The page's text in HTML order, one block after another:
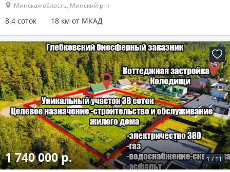
Минская область, Минский р-н
8.4 соток 18 км от МКАД
1/11
1 740 000 р.